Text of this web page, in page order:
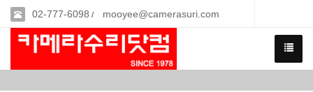
02-777-6098 / mooyee@camerasuri.com